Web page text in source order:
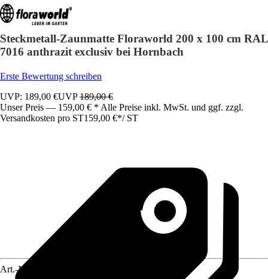
Steckmetall-Zaunmatte Floraworld 200 x 100 cm RAL
7016 anthrazit exclusiv bei Hornbach
Erste Bewertung schreiben
UVP: 189,00 €UVP189,00 €
Unser Preis — 159,00 € * Alle Preise inkl. MwSt. und ggf. zzgl.
Versandkosten pro ST159,00 €*/ ST
Art.-Nr.